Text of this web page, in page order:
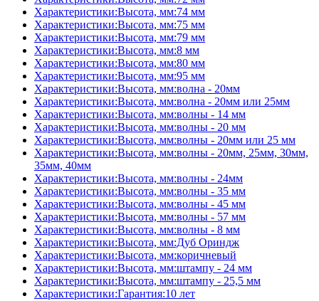
Характеристики:Высота, мм:74 мм
Характеристики:Высота, мм:75 мм
Характеристики:Высота, мм:79 мм
Характеристики:Высота, мм:8 мм
Характеристики:Высота, мм:80 мм
Характеристики:Высота, мм:95 мм
Характеристики:Высота, мм:волна - 20мм
Характеристики:Высота, мм:волна - 20мм или 25мм
Характеристики:Высота, мм:волны - 14 мм
Характеристики:Высота, мм:волны - 20 мм
Характеристики:Высота, мм:волны - 20мм или 25 мм
Характеристики:Высота, мм:волны - 20мм, 25мм, 30мм,
35мм, 40мм
Характеристики:Высота, мм:волны - 24мм
Характеристики:Высота, мм:волны - 35 мм
Характеристики:Высота, мм:волны - 45 мм
Характеристики:Высота, мм:волны - 57 мм
Характеристики:Высота, мм:волны - 8 мм
Характеристики:Высота, мм:Дуб Ориндж
Характеристики:Высота, мм:коричневый
Характеристики:Высота, мм:штампу - 24 мм
Характеристики:Высота, мм:штампу - 25,5 мм
Характеристики:Гарантия:10 лет